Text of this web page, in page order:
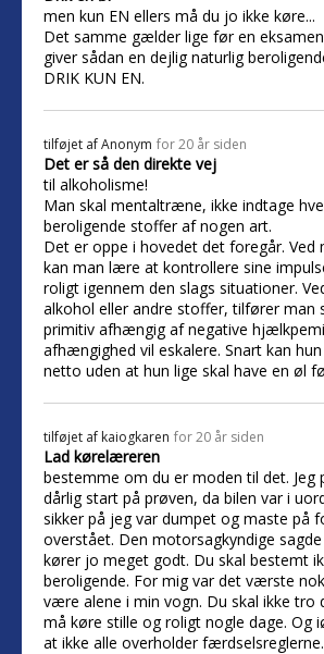
men kun EN ellers må du jo ikke køre...
Det samme gælder lige før en
giver sådan en dejlig naturlig
DRIK KUN EN.
tilføjet afAnonym for 20 år siden
Det er så den direkte vej
til alkoholisme!
Man skal mentaltræne, ikke indtage
beroligende stoffer af nogen art.
Det er oppe i hovedet det foregår.
kan man lære at kontrollere sine
roligt igennem den slags situationer.
alkohol eller andre stoffer, tilfører man
primitiv afhængig af negative
afhængighed vil eskalere. Snart kan
netto uden at hun lige skal have en øl
tilføjet af kaiogkaren for 20 år siden
Lad kørelæreren
bestemme om du er moden til det. Jeg
dårlig start på prøven, da bilen var i
sikker på jeg var dumpet og maste på
overstået. Den motorsagkyndige
kører jo meget godt. Du skal bestemt
beroligende. For mig var det værste
være alene i min vogn. Du skal ikke tro
må køre stille og roligt nogle dage. Og
at ikke alle overholder færdselsreglerne.